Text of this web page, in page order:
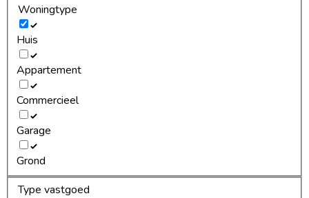
Woningtype
Huis
Appartement
Commercieel
Garage
Grond
Type vastgoed